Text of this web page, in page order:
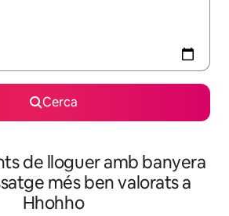
Cerca
de lloguer amb banyera
més ben valorats a
Hhohho